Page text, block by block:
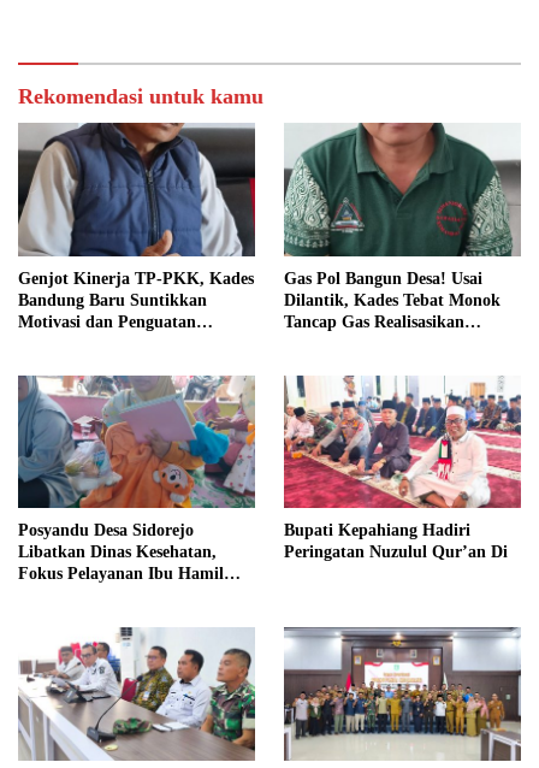
Rekomendasi untuk kamu
Genjot Kinerja TP-PKK, Kades
Bandung Baru Suntikkan
Motivasi dan Penguatan
Gas Pol Bangun Desa! Usai
Dilantik, Kades Tebat Monok
Tancap Gas Realisasikan
Posyandu Desa Sidorejo
Libatkan Dinas Kesehatan,
Fokus Pelayanan Ibu Hamil
Bupati Kepahiang Hadiri
Peringatan Nuzulul Qur’an Di